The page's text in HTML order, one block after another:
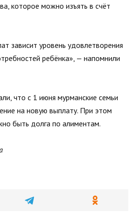
которое можно изъять в счёт
зависит уровень удовлетворения
ребёнка», — напомнили
что с 1 июня мурманские семьи
на новую выплату. При этом
быть долга по алиментам.